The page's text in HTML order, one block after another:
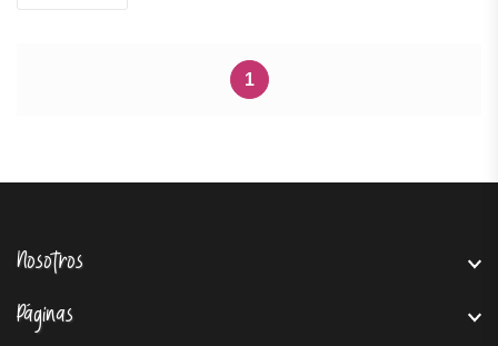
1
Nosotros
Páginas